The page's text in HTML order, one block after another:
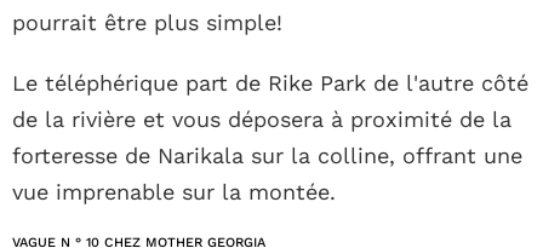
pourrait être plus simple!
Le téléphérique part de Rike Park de l'autre côté
de la rivière et vous déposera à proximité de la
forteresse de Narikala sur la colline, offrant une
vue imprenable sur la montée.
VAGUE N ° 10 CHEZ MOTHER GEORGIA